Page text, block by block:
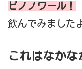
ピノノワール！
飲んでみました
これはなかな